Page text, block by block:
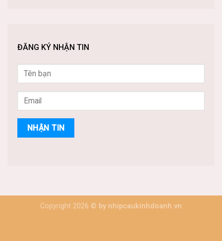
ĐĂNG KÝ NHẬN TIN
Copyright 2026 © by nhipcaukinhdoanh.vn